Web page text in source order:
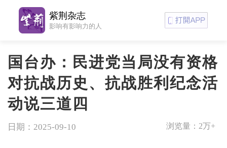
国台办：民进党当局没有资格
对抗战历史、抗战胜利纪念活
动说三道四
日期：2025-09-10 浏览量： 2万+
紫荆杂志
影响有影响力的人